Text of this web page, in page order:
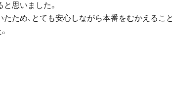
思いました。
ため、とても安心しながら本番をむかえること